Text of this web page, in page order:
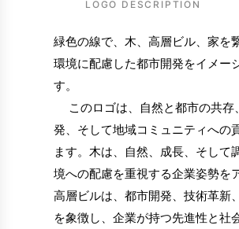
LOGO DESCRIPTION
緑色の線で、木、高層ビル、家を
環境に配慮した都市開発をイメー
す。
このロゴは、自然と都市の共存
発、そして地域コミュニティへの
ます。木は、自然、成長、そして
境への配慮を重視する企業姿勢を
高層ビルは、都市開発、技術革新
を象徴し、企業が持つ先進性と社